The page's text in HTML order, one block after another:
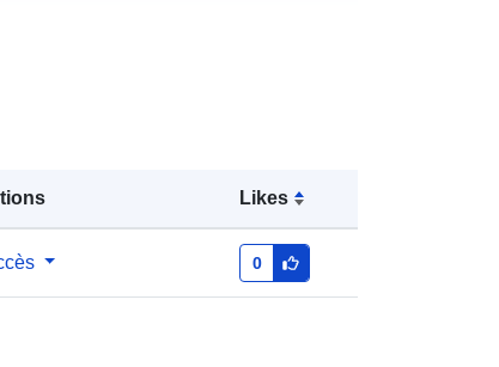
Likes
0
Ajoutée à data.europa.eu: 27 August
2022
Mise à jour sur data.europa.eu:
March 2025